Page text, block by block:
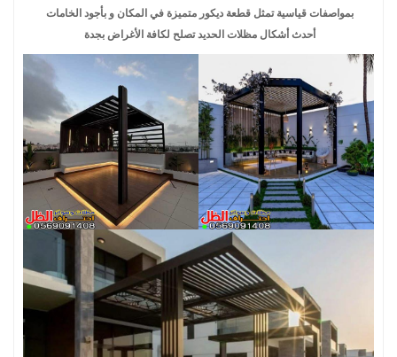
بمواصفات قياسية تمثل قطعة ديكور متميزة في المكان و بأجود الخامات
أحدث أشكال مظلات الحديد تصلح لكافة الأغراض بجدة